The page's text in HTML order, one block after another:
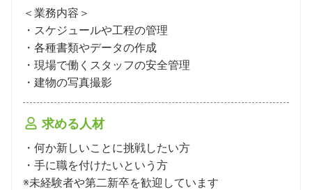
＜業務内容＞
・スケジュールや工程の管理
・各種書類やデータの作成
・現場で働くスタッフの安全管理
・建物の写真撮影
求める人材
・何か新しいことに挑戦したい方
・手に職を付けたいという方
※未経験者や第二新卒を歓迎しています